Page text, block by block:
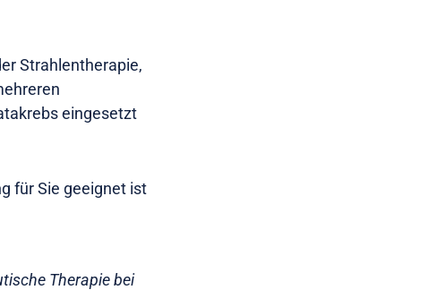
Strahlentherapie,
eingesetzt
für Sie geeignet ist
Therapie bei